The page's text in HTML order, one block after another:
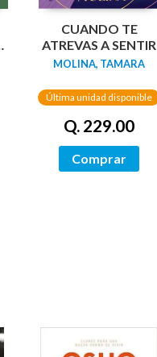
CUANDO TE
ATREVAS A SENTIR
MOLINA, TAMARA
Última unidad disponible
Q. 229.00
Comprar